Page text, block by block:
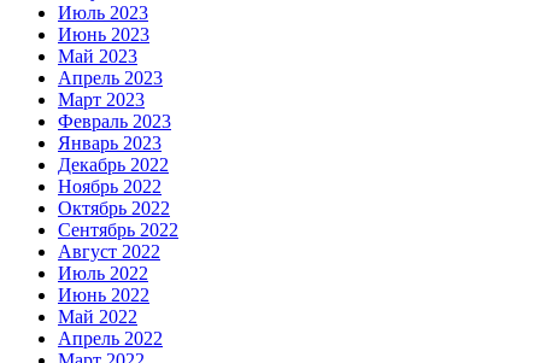
Июль 2023
Июнь 2023
Май 2023
Апрель 2023
Март 2023
Февраль 2023
Январь 2023
Декабрь 2022
Ноябрь 2022
Октябрь 2022
Сентябрь 2022
Август 2022
Июль 2022
Июнь 2022
Май 2022
Апрель 2022